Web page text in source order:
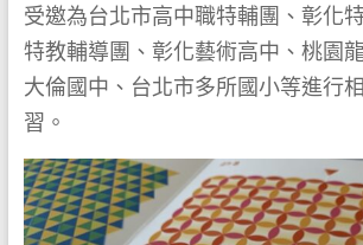
受邀為台北市高中職特輔團、彰化
特教輔導團、彰化藝術高中、桃園
大倫國中、台北市多所國小等進行
習。